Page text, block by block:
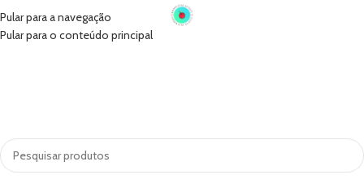
Pular para a navegação
Pular para o conteúdo principal